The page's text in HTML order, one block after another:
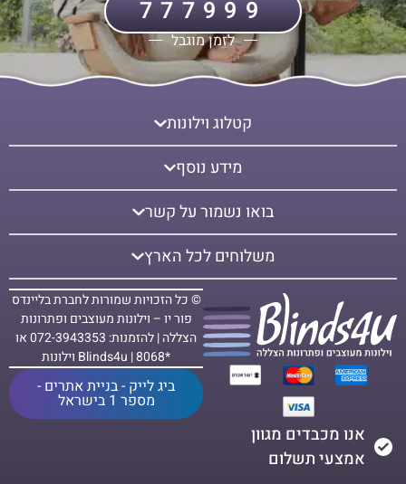
777999
לזמן מוגבל
אנו מכבדים מגוון
אמצעי תשלום
© כל הזכויות שמורות לחברת בליינדס
פור יו – וילונות מעוצבים ופתרונות
הצללה | להזמנות: 072-3943353 או
*8068 | Blinds4u וילונות
ביג לייק - בניית אתרים -
מספר 1 בישראל
קטלוג וילונות
מידע נוסף
בואו נשמור על קשר
משלוחים לכל הארץ